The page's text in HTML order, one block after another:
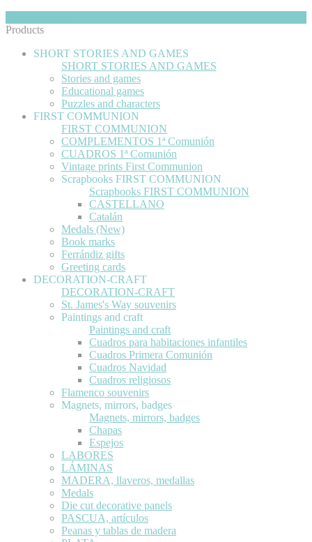
Products
SHORT STORIES AND GAMES
SHORT STORIES AND GAMES
Stories and games
Educational games
Puzzles and characters
FIRST COMMUNION
FIRST COMMUNION
COMPLEMENTOS 1ª Comunión
CUADROS 1ª Comunión
Vintage prints First Communion
Scrapbooks FIRST COMMUNION
Scrapbooks FIRST COMMUNION
CASTELLANO
Catalán
Medals (New)
Book marks
Ferrándiz gifts
Greeting cards
DECORATION-CRAFT
DECORATION-CRAFT
St. James's Way souvenirs
Paintings and craft
Paintings and craft
Cuadros para habitaciones infantiles
Cuadros Primera Comunión
Cuadros Navidad
Cuadros religiosos
Flamenco souvenirs
Magnets, mirrors, badges
Magnets, mirrors, badges
Chapas
Espejos
LABORES
LÁMINAS
MADERA, llaveros, medallas
Medals
Die cut decorative panels
PASCUA, artículos
Peanas y tablas de madera